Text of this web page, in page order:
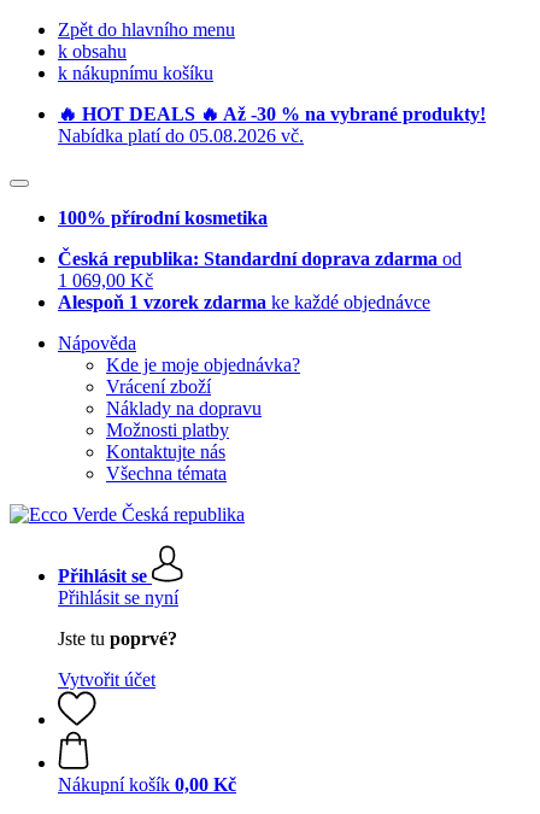
Zpět do hlavního menu
k obsahu
k nákupnímu košíku
🔥 HOT DEALS 🔥 Až -30 % na vybrané produkty!
Nabídka platí do 05.08.2026 vč.
100% přírodní kosmetika
Česká republika: Standardní doprava zdarma od
1 069,00 Kč
Alespoň 1 vzorek zdarma ke každé objednávce
Nápověda
Kde je moje objednávka?
Vrácení zboží
Náklady na dopravu
Možnosti platby
Kontaktujte nás
Všechna témata
Přihlásit se
Přihlásit se nyní
Jste tu poprvé?
Vytvořit účet
Nákupní košík 0,00 Kč